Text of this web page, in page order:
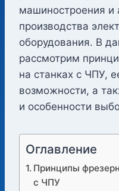
машиностроения и
производства
оборудования. В
рассмотрим
на станках с ЧПУ,
возможности, а
и особенности
Оглавление
Принципы
с ЧПУ